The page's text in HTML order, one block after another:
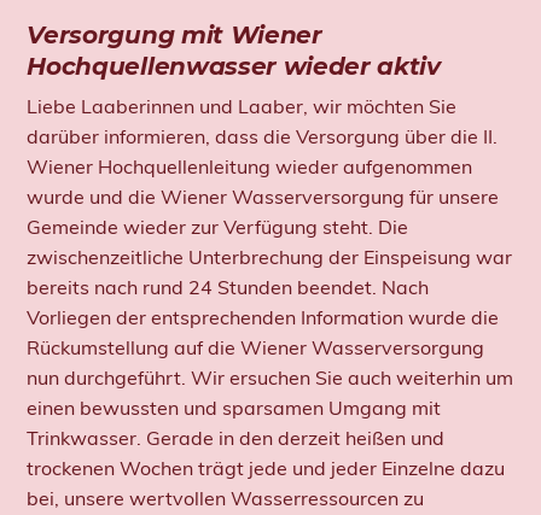
Versorgung mit Wiener
Hochquellenwasser wieder aktiv
Liebe Laaberinnen und Laaber, wir möchten Sie
darüber informieren, dass die Versorgung über die II.
Wiener Hochquellenleitung wieder aufgenommen
wurde und die Wiener Wasserversorgung für unsere
Gemeinde wieder zur Verfügung steht. Die
zwischenzeitliche Unterbrechung der Einspeisung war
bereits nach rund 24 Stunden beendet. Nach
Vorliegen der entsprechenden Information wurde die
Rückumstellung auf die Wiener Wasserversorgung
nun durchgeführt. Wir ersuchen Sie auch weiterhin um
einen bewussten und sparsamen Umgang mit
Trinkwasser. Gerade in den derzeit heißen und
trockenen Wochen trägt jede und jeder Einzelne dazu
bei, unsere wertvollen Wasserressourcen zu